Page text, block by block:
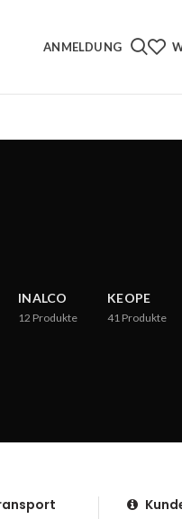
ANMELDUNG
INALCO
12 Produkte
KEOPE
41 Produkte